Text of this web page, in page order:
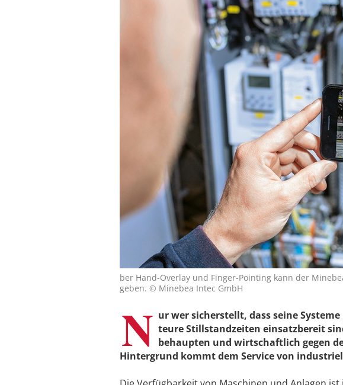
ber Hand-Overlay und Finger-Pointing kann der
geben. © Minebea Intec GmbH
N ur wer sicherstellt, dass seine
teure Stillstandzeiten einsatzbereit
behaupten und wirtschaftlich gegen
Hintergrund kommt dem Service von